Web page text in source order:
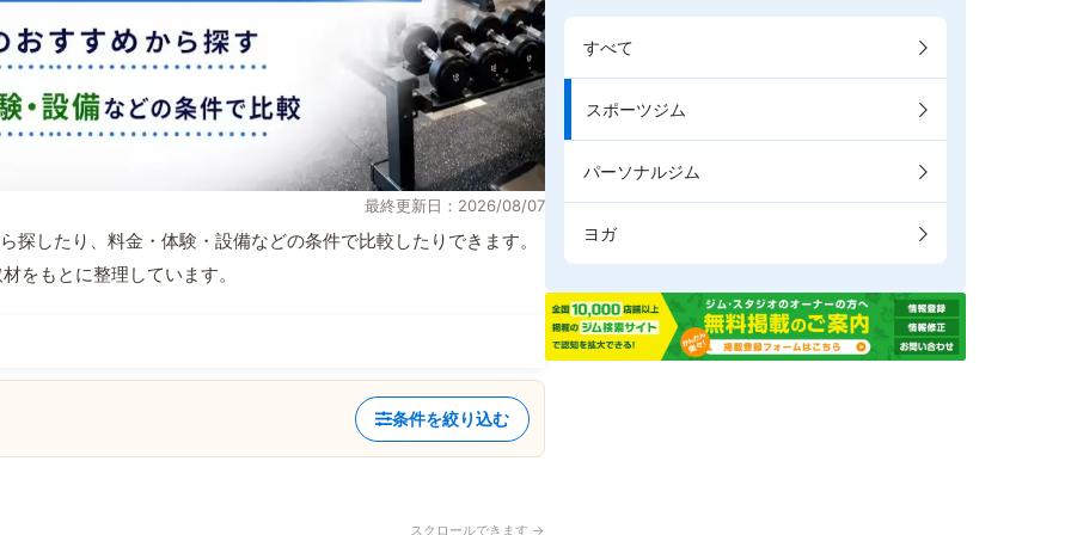
最終更新日：2026/08/07
したり、料金・体験・設備などの条件で比較したりできます。
をもとに整理しています。
条件を絞り込む
スクロールできます →
すべて
スポーツジム
パーソナルジム
ヨガ